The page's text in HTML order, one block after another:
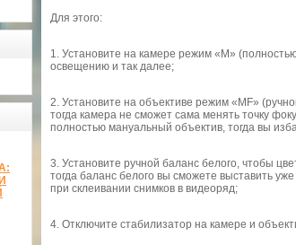
Для этого:
1. Установите на камере режим «М»
освещению и так далее;
2. Установите на объективе режим «MF»
тогда камера не сможет сама менять точку
полностью мануальный объектив, тогда вы
3. Установите ручной баланс белого, чтобы
тогда баланс белого вы сможете выставить
при склеивании снимков в видеоряд;
4. Отключите стабилизатор на камере и